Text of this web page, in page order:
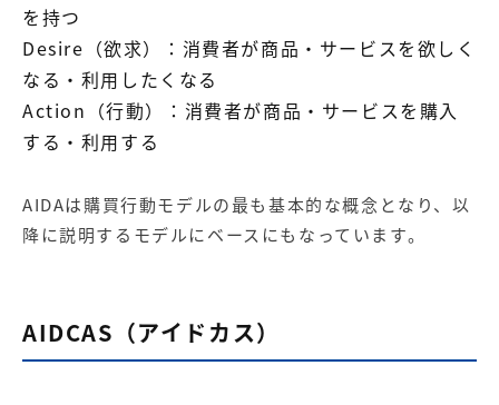
を持つ
Desire（欲求）：消費者が商品・サービスを欲しく
なる・利用したくなる
Action（行動）：消費者が商品・サービスを購入
する・利用する
AIDAは購買行動モデルの最も基本的な概念となり、以
降に説明するモデルにベースにもなっています。
AIDCAS（アイドカス）